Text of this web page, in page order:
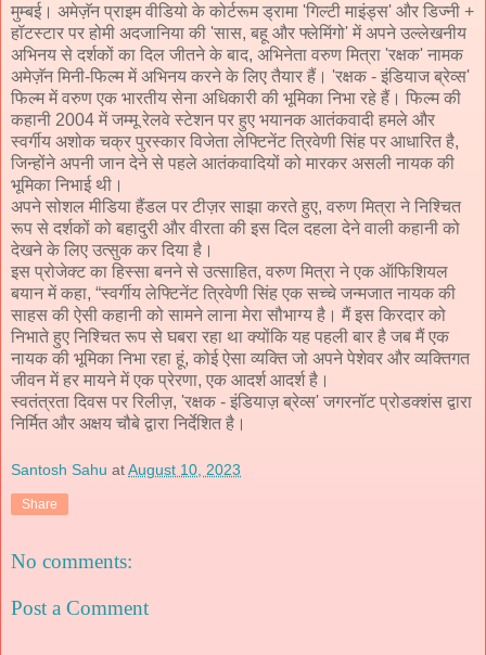
मुम्बई। अमेज़ॅन प्राइम वीडियो के कोर्टरूम ड्रामा 'गिल्टी माइंड्स' और डिज्नी +
हॉटस्टार पर होमी अदजानिया की 'सास, बहू और फ्लेमिंगो' में अपने उल्लेखनीय
अभिनय से दर्शकों का दिल जीतने के बाद, अभिनेता वरुण मित्रा 'रक्षक' नामक
अमेज़ॅन मिनी-फिल्म में अभिनय करने के लिए तैयार हैं। 'रक्षक - इंडियाज ब्रेव्स'
फिल्म में वरुण एक भारतीय सेना अधिकारी की भूमिका निभा रहे हैं। फिल्म की
कहानी 2004 में जम्मू रेलवे स्टेशन पर हुए भयानक आतंकवादी हमले और
स्वर्गीय अशोक चक्र पुरस्कार विजेता लेफ्टिनेंट त्रिवेणी सिंह पर आधारित है,
जिन्होंने अपनी जान देने से पहले आतंकवादियों को मारकर असली नायक की
भूमिका निभाई थी।
अपने सोशल मीडिया हैंडल पर टीज़र साझा करते हुए, वरुण मित्रा ने निश्चित
रूप से दर्शकों को बहादुरी और वीरता की इस दिल दहला देने वाली कहानी को
देखने के लिए उत्सुक कर दिया है।
इस प्रोजेक्ट का हिस्सा बनने से उत्साहित, वरुण मित्रा ने एक ऑफिशियल
बयान में कहा, “स्वर्गीय लेफ्टिनेंट त्रिवेणी सिंह एक सच्चे जन्मजात नायक की
साहस की ऐसी कहानी को सामने लाना मेरा सौभाग्य है। मैं इस किरदार को
निभाते हुए निश्चित रूप से घबरा रहा था क्योंकि यह पहली बार है जब मैं एक
नायक की भूमिका निभा रहा हूं, कोई ऐसा व्यक्ति जो अपने पेशेवर और व्यक्तिगत
जीवन में हर मायने में एक प्रेरणा, एक आदर्श आदर्श है।
स्वतंत्रता दिवस पर रिलीज़, 'रक्षक - इंडियाज़ ब्रेव्स' जगरनॉट प्रोडक्शंस द्वारा
निर्मित और अक्षय चौबे द्वारा निर्देशित है।
Santosh Sahu atAugust 10, 2023
Share
No comments:
Post a Comment